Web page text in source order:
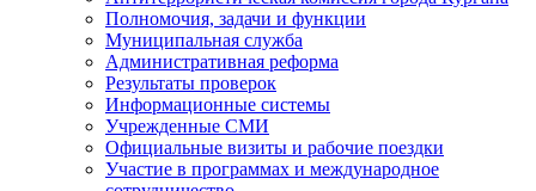
Полномочия, задачи и функции
Муниципальная служба
Административная реформа
Результаты проверок
Информационные системы
Учрежденные СМИ
Официальные визиты и рабочие поездки
Участие в программах и международное